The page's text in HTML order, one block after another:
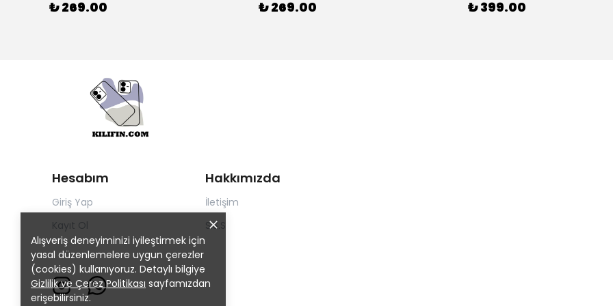
Alışveriş deneyiminizi iyileştirmek için
yasal düzenlemelere uygun çerezler
(cookies) kullanıyoruz. Detaylı bilgiye
Gizlilik ve Çerez Politikası sayfamızdan
erişebilirsiniz.
₺ 269.00 ₺ 269.00 ₺ 399.00
Hesabım
Giriş Yap
Kayıt Ol
Hakkımızda
İletişim
S.S.S